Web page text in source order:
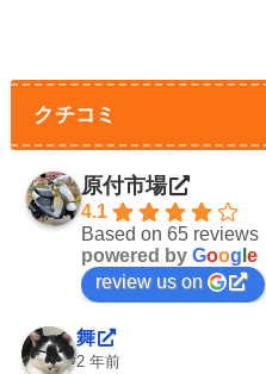
クチコミ
原付市場
4.1
Based on 65 reviews
powered by Goog e
review us on
舞
2 年前